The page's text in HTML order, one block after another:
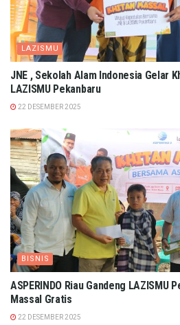
LAZISMU
JNE , Sekolah Alam Indonesia Gelar
LAZISMU Pekanbaru
22 DESEMBER 2025
BISNIS
ASPERINDO Riau Gandeng LAZISMU
Massal Gratis
22 DESEMBER 2025